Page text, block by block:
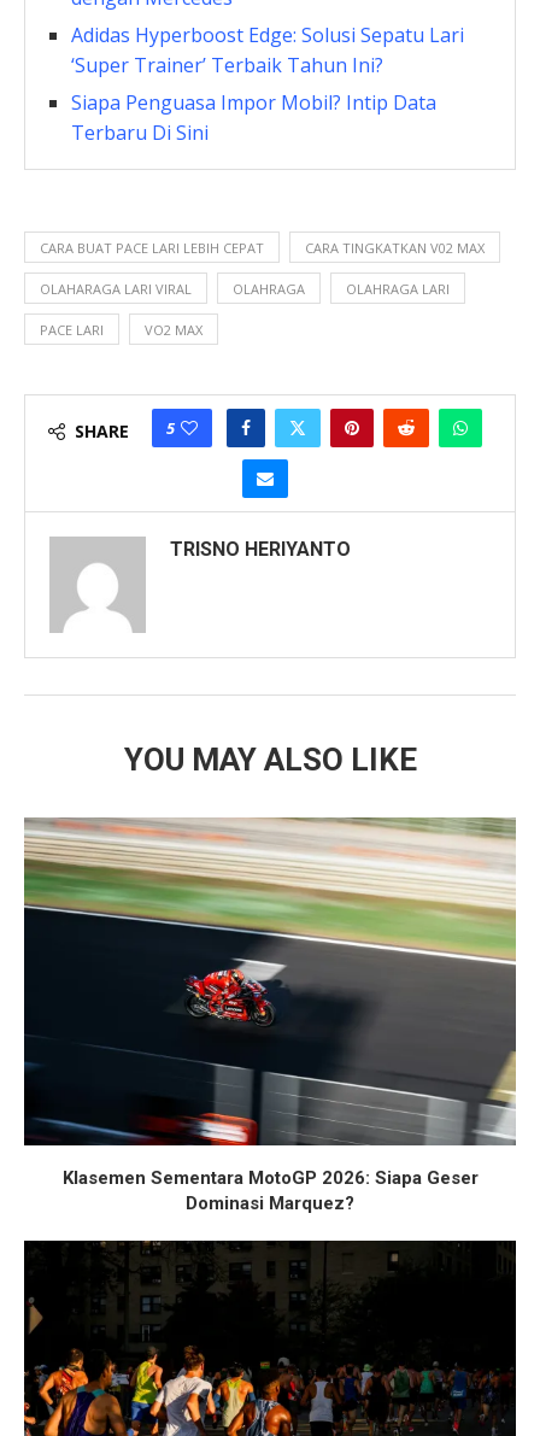
Adidas Hyperboost Edge: Solusi Sepatu Lari
‘Super Trainer’ Terbaik Tahun Ini?
Siapa Penguasa Impor Mobil? Intip Data
Terbaru Di Sini
CARA BUAT PACE LARI LEBIH CEPAT CARA TINGKATKAN V02 MAX
OLAHARAGA LARI VIRAL OLAHRAGA OLAHRAGA LARI
PACE LARI VO2 MAX
SHARE 5
TRISNO HERIYANTO
YOU MAY ALSO LIKE
Klasemen Sementara MotoGP 2026: Siapa Geser
Dominasi Marquez?